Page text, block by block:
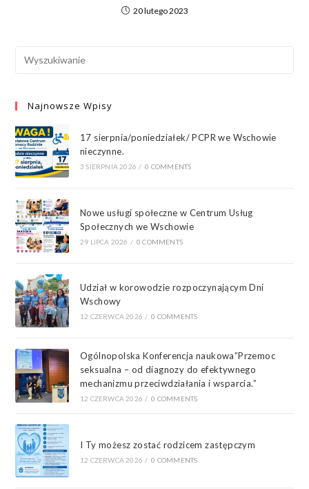
20 lutego 2023
Najnowsze Wpisy
17 sierpnia/poniedziałek/ PCPR we Wschowie
nieczynne.
3 SIERPNIA 2026 / 0 COMMENTS
Nowe usługi społeczne w Centrum Usług
Społecznych we Wschowie
29 LIPCA 2026 / 0 COMMENTS
Udział w korowodzie rozpoczynającym Dni
Wschowy
12 CZERWCA 2026 / 0 COMMENTS
Ogólnopolska Konferencja naukowa”Przemoc
seksualna – od diagnozy do efektywnego
mechanizmu przeciwdziałania i wsparcia.”
12 CZERWCA 2026 / 0 COMMENTS
I Ty możesz zostać rodzicem zastępczym
12 CZERWCA 2026 / 0 COMMENTS